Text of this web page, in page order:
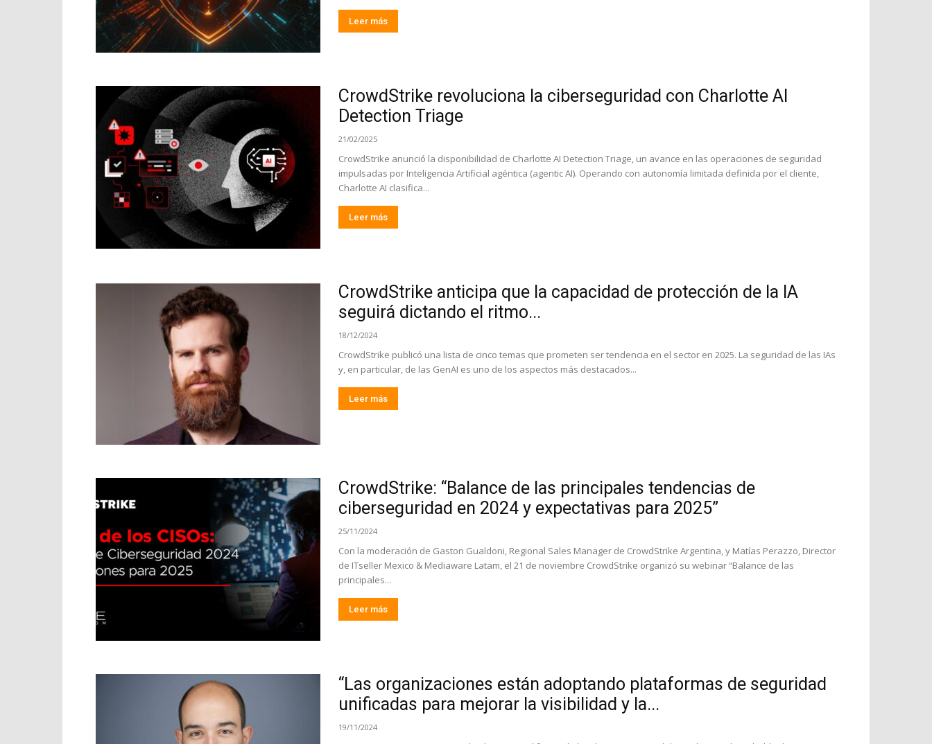
Leer más
CrowdStrike revoluciona la ciberseguridad con Charlotte AI
Detection Triage
21/02/2025
CrowdStrike anunció la disponibilidad de Charlotte AI Detection Triage, un avance en las operaciones de seguridad
impulsadas por Inteligencia Artificial agéntica (agentic AI). Operando con autonomía limitada definida por el cliente,
Charlotte AI clasifica...
Leer más
CrowdStrike anticipa que la capacidad de protección de la IA
seguirá dictando el ritmo...
18/12/2024
CrowdStrike publicó una lista de cinco temas que prometen ser tendencia en el sector en 2025. La seguridad de las IAs
y, en particular, de las GenAI es uno de los aspectos más destacados...
Leer más
CrowdStrike: “Balance de las principales tendencias de
ciberseguridad en 2024 y expectativas para 2025”
25/11/2024
Con la moderación de Gaston Gualdoni, Regional Sales Manager de CrowdStrike Argentina, y Matías Perazzo, Director
de ITseller Mexico & Mediaware Latam, el 21 de noviembre CrowdStrike organizó su webinar “Balance de las
principales...
Leer más
“Las organizaciones están adoptando plataformas de seguridad
unificadas para mejorar la visibilidad y la...
19/11/2024